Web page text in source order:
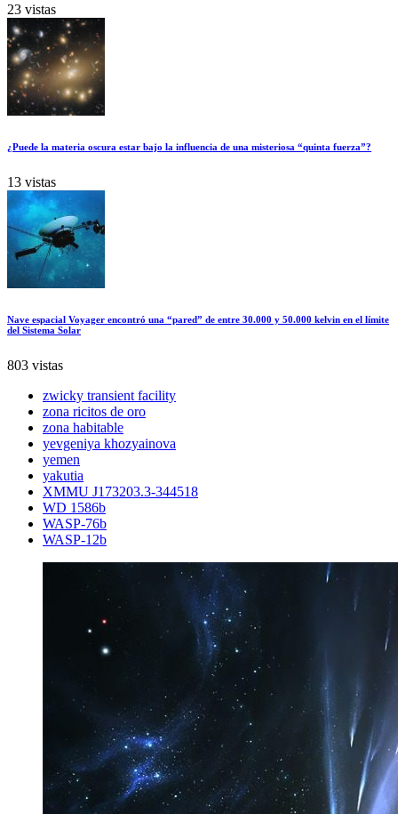
23 vistas
¿Puede la materia oscura estar bajo la influencia de una misteriosa “quinta fuerza”?
13 vistas
Nave espacial Voyager encontró una “pared” de entre 30.000 y 50.000 kelvin en el límite
del Sistema Solar
803 vistas
zwicky transient facility
zona ricitos de oro
zona habitable
yevgeniya khozyainova
yemen
yakutia
XMMU J173203.3-344518
WD 1586b
WASP-76b
WASP-12b